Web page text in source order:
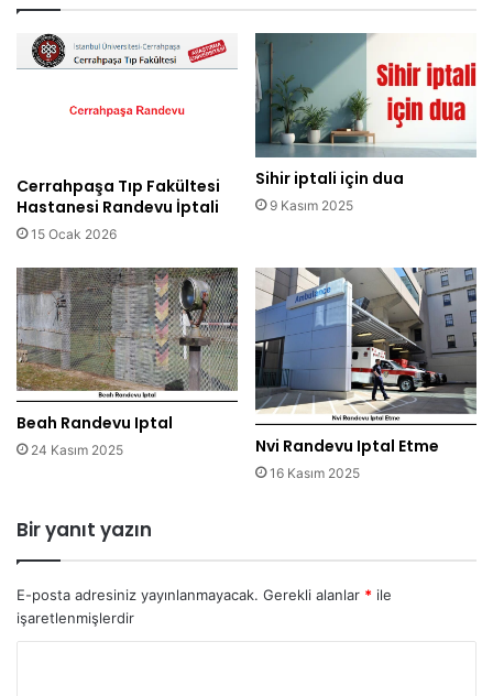
Cerrahpaşa Tıp Fakültesi
Hastanesi Randevu İptali
15 Ocak 2026
Sihir iptali için dua
9 Kasım 2025
Beah Randevu Iptal
24 Kasım 2025 Nvi Randevu Iptal Etme
16 Kasım 2025
Bir yanıt yazın
E-posta adresiniz yayınlanmayacak. Gerekli alanlar * ile
işaretlenmişlerdir